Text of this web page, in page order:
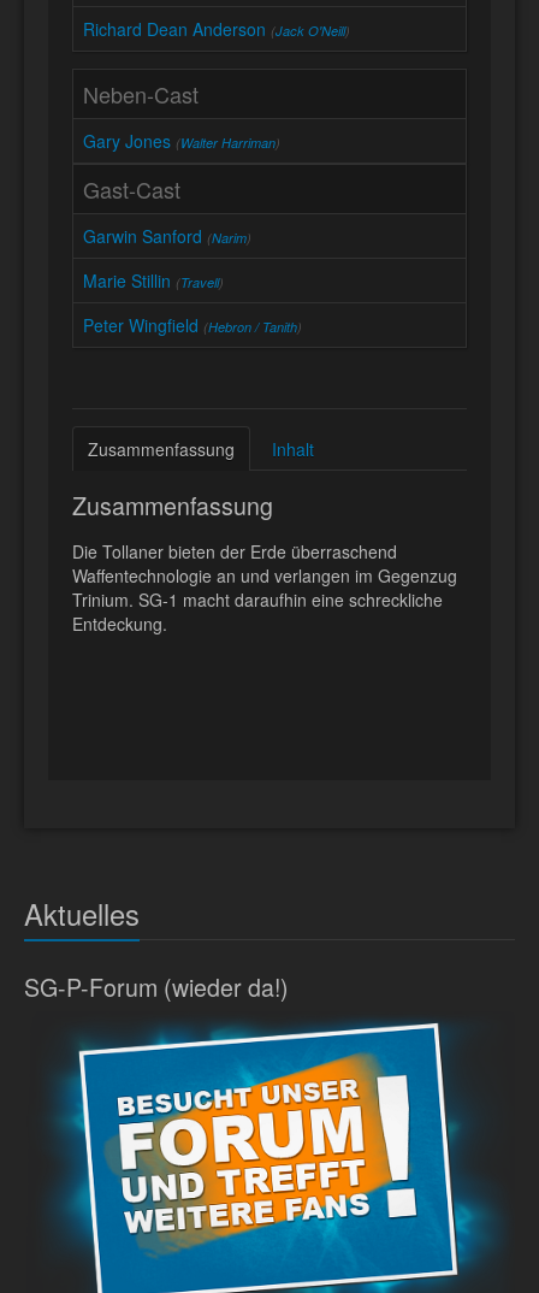
Richard Dean Anderson (Jack O'Neill)
Neben-Cast
Gary Jones (Walter Harriman)
Gast-Cast
Garwin Sanford (Narim)
Marie Stillin (Travell)
Peter Wingfield (Hebron / Tanith)
Zusammenfassung Inhalt
Zusammenfassung
Die Tollaner bieten der Erde überraschend
Waffentechnologie an und verlangen im Gegenzug
Trinium. SG-1 macht daraufhin eine schreckliche
Entdeckung.
Aktuelles
SG-P-Forum (wieder da!)